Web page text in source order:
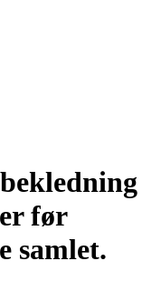
før
samlet.